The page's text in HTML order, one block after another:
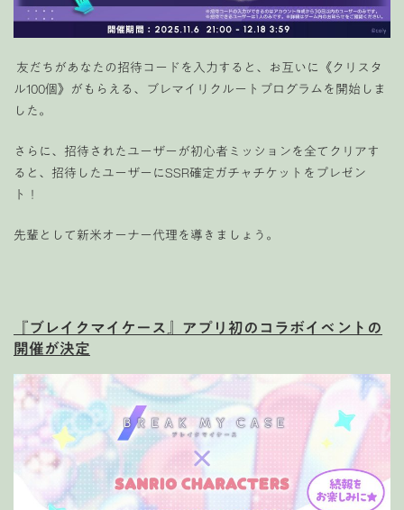
友だちがあなたの招待コードを入力すると、お互いに《クリスタ
ル100個》がもらえる、ブレマイリクルートプログラムを開始しま
した。
さらに、招待されたユーザーが初心者ミッションを全てクリアす
ると、招待したユーザーにSSR確定ガチャチケットをプレゼン
ト！
先輩として新米オーナー代理を導きましょう。
『ブレイクマイケース』アプリ初のコラボイベントの
開催が決定